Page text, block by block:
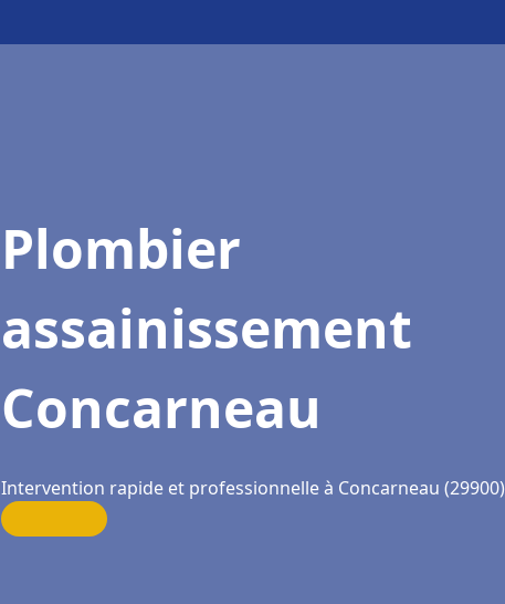
Plombier
assainissement
Concarneau
Intervention rapide et professionnelle à Concarneau (29900)